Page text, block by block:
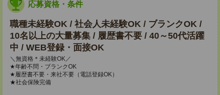
応募資格・条件
職種未経験OK / 社会人未経験OK / ブランクOK /
10名以上の大量募集 / 履歴書不要 / 40～50代活躍
中 / WEB登録・面接OK
＼無資格＊未経験OK／
★年齢不問・ブランクOK
★履歴書不要・来社不要（電話登録OK）
★社会保険完備